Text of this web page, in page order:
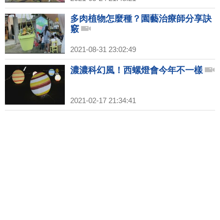
多肉植物怎麼種？園藝治療師分享訣
竅
2021-08-31 23:02:49
濃濃科幻風！西螺燈會今年不一樣
2021-02-17 21:34:41